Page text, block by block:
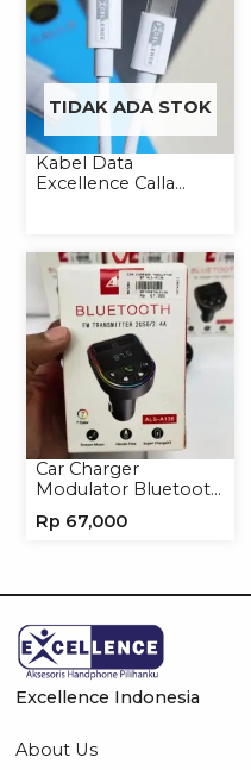
TIDAK ADA STOK
Kabel Data
Excellence Calla
Car Charger
Modulator Bluetooth
Handphone
Rp 67,000
Excellence Indonesia
About Us